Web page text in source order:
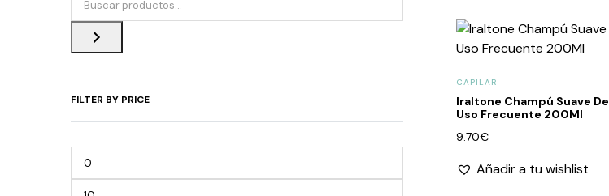
FILTER BY PRICE
CAPILAR
Iraltone Champú Suave De
Uso Frecuente 200Ml
9.70€
Añadir a tu wishlist